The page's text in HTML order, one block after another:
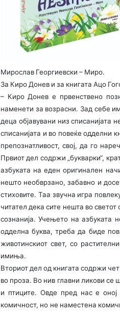
Мирослав Георгиевски – Миро.
За Киро Донев и за книгата Ацо
– Киро Донев е првенствено
наменети за возрасни. Зад себе
деца објавувани низ списанијата
списанијата и во повеќе одделни
препознатливост, свој, да го
Првиот дел содржи „букварки“,
азбуката на еден оригинален
нешто необврзано, забавно и
стиховите. Таа звучна игра
читател дека сите нешта во светот
сознанија. Учењето на азбуката
одделна буква, треба да биде
животинскиот свет, со
имиња.
Вториот дел од книгата содржи
во проза. Во нив главни ликови
и птиците. Овде пред нас е оној
комичност, но не наместена